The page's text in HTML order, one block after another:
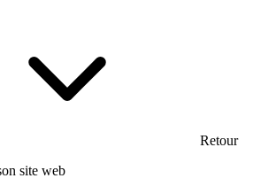
Retour
site web